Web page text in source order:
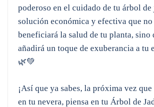
poderoso en el cuidado de tu árbol de
solución económica y efectiva que no
beneficiará la salud de tu planta, sino
añadirá un toque de exuberancia a tu
🌿💚
¡Así que ya sabes, la próxima vez
en tu nevera, piensa en tu Árbol de